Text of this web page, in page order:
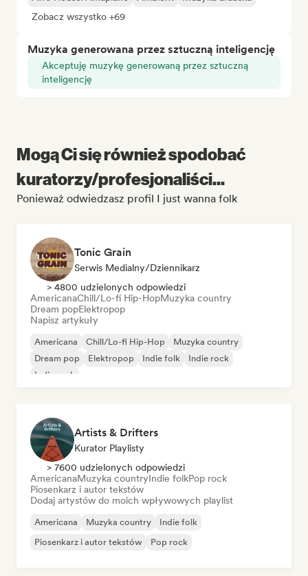
Zobacz wszystko +69
Muzyka generowana przez sztuczną inteligencję
Akceptuję muzykę generowaną przez sztuczną
inteligencję
Mogą Ci się również spodobać
kuratorzy/profesjonaliści...
Ponieważ odwiedzasz profil I just wanna folk
Tonic Grain
Serwis Medialny/Dziennikarz
> 4800 udzielonych odpowiedzi
AmericanaChill/Lo-fi Hip-HopMuzyka country
Dream popElektropop
Napisz artykuły
Americana Chill/Lo-fi Hip-Hop
Muzyka country
Dream pop
Elektropop Indie folk
Indie rock
Indie rock
Artists & Drifters
Kurator Playlisty
> 7600 udzielonych odpowiedzi
AmericanaMuzyka countryIndie folkPop rock
Piosenkarz i autor tekstów
Dodaj artystów do moich wpływowych playlist
Americana Muzyka country
Indie folk
Piosenkarz i autor tekstów
Pop rock